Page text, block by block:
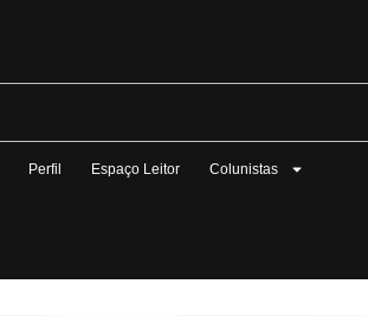
Perfil Espaço Leitor Colunistas